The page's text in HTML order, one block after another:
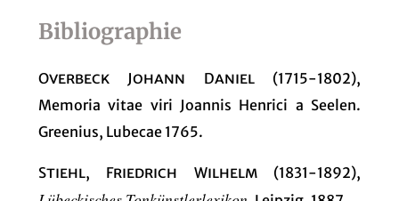
Bibliographie
Overbeck Johann Daniel(1715-1802),
Memoria vitae viri Joannis Henrici a Seelen.
Greenius, Lubecae 1765.
Stiehl, Friedrich Wilhelm(1831-1892),